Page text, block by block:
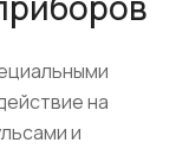
на
и